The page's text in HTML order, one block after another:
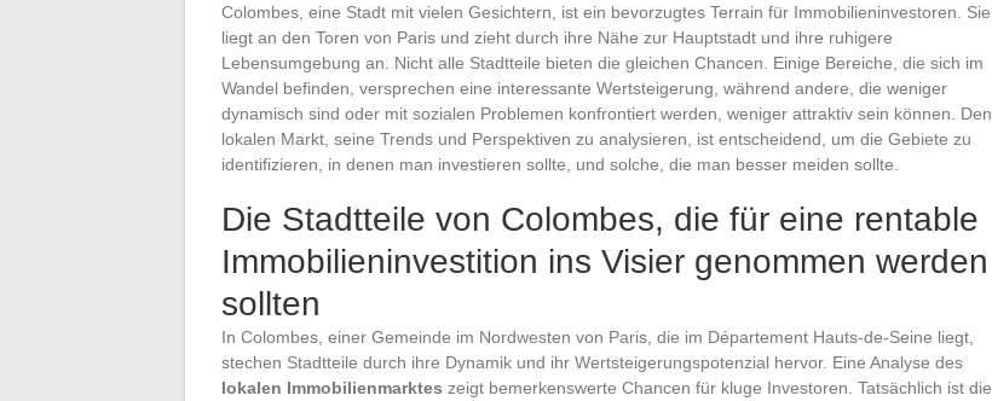
Colombes, eine Stadt mit vielen Gesichtern, ist ein bevorzugtes Terrain für Immobilieninvestoren. Sie
liegt an den Toren von Paris und zieht durch ihre Nähe zur Hauptstadt und ihre ruhigere
Lebensumgebung an. Nicht alle Stadtteile bieten die gleichen Chancen. Einige Bereiche, die sich im
Wandel befinden, versprechen eine interessante Wertsteigerung, während andere, die weniger
dynamisch sind oder mit sozialen Problemen konfrontiert werden, weniger attraktiv sein können. Den
lokalen Markt, seine Trends und Perspektiven zu analysieren, ist entscheidend, um die Gebiete zu
identifizieren, in denen man investieren sollte, und solche, die man besser meiden sollte.
Die Stadtteile von Colombes, die für eine rentable
Immobilieninvestition ins Visier genommen werden
sollten
In Colombes, einer Gemeinde im Nordwesten von Paris, die im Département Hauts-de-Seine liegt,
stechen Stadtteile durch ihre Dynamik und ihr Wertsteigerungspotenzial hervor. Eine Analyse des
lokalen Immobilienmarktes zeigt bemerkenswerte Chancen für kluge Investoren. Tatsächlich ist die